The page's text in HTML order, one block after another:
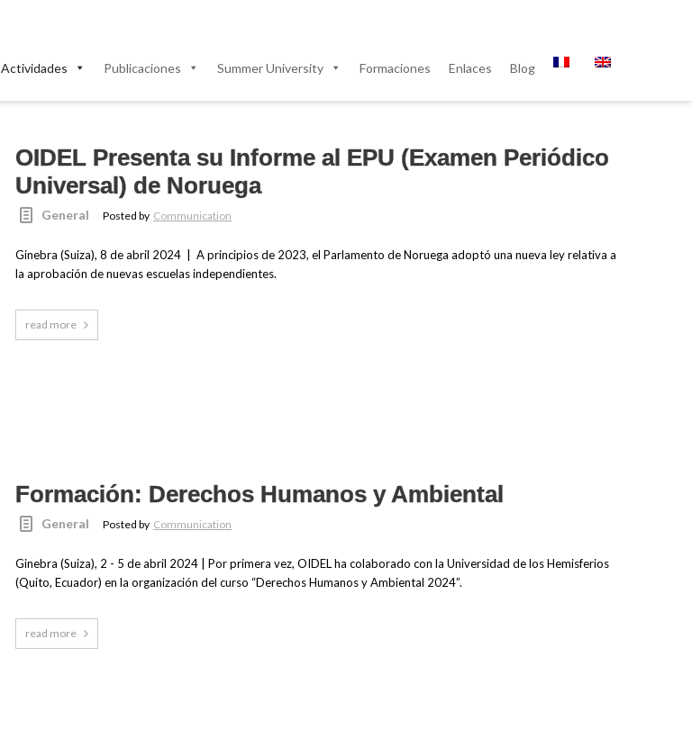
Actividades Publicaciones Summer University Formaciones Enlaces Blog
OIDEL Presenta su Informe al EPU (Examen Periódico
Universal) de Noruega
General Posted by Communication
Ginebra (Suiza), 8 de abril 2024 | A principios de 2023, el Parlamento de Noruega adoptó una nueva ley relativa a
la aprobación de nuevas escuelas independientes.
read more
Formación: Derechos Humanos y Ambiental
General Posted by Communication
Ginebra (Suiza), 2 - 5 de abril 2024 | Por primera vez, OIDEL ha colaborado con la Universidad de los Hemisferios
(Quito, Ecuador) en la organización del curso “Derechos Humanos y Ambiental 2024”.
read more